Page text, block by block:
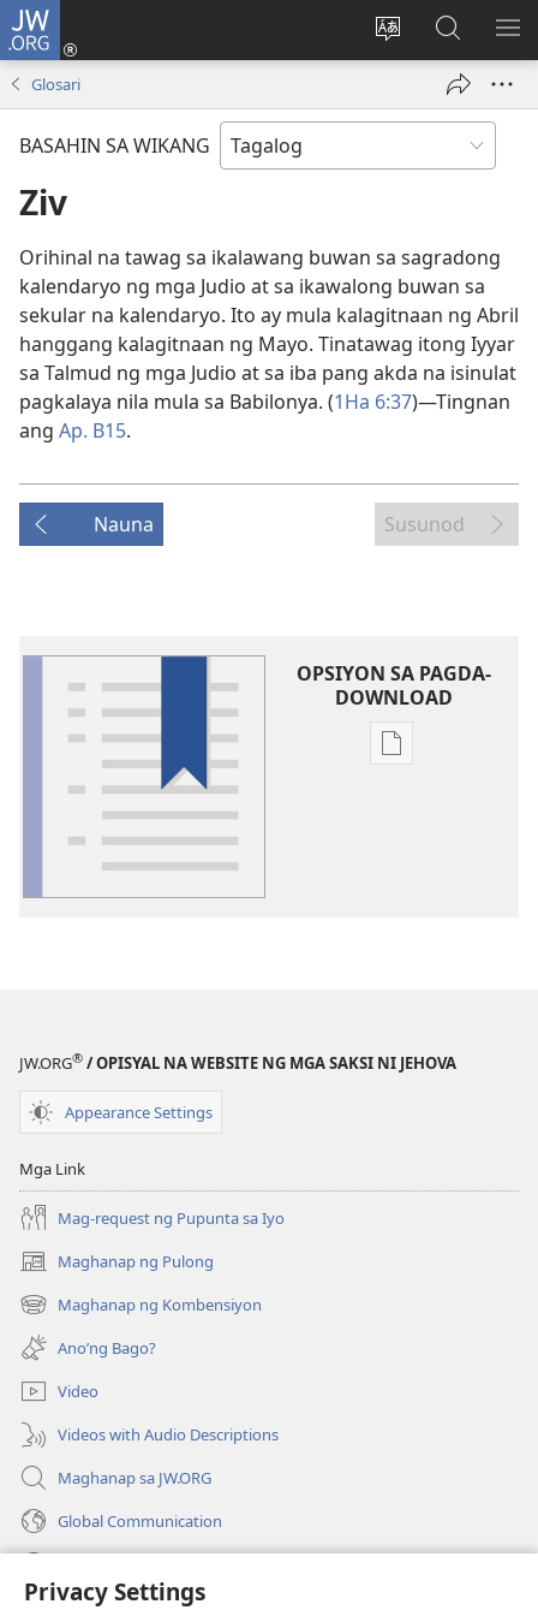
Privacy Settings
JW.ORG
Baguhin
ng
Mag-
log
bubukas
sa
JW.ORG
Glosari
BASAHIN SA WIKANG
Ziv
Orihinal na tawag sa ikalawang buwan sa sagradong
kalendaryo ng mga Judio at sa ikawalong buwan sa
sekular na kalendaryo. Ito ay mula kalagitnaan ng Abril
hanggang kalagitnaan ng Mayo. Tinatawag itong Iyyar
sa Talmud ng mga Judio at sa iba pang akda na isinulat
pagkalaya nila mula sa Babilonya. (1Ha 6:37)—Tingnan
ang Ap. B15.
Nauna Susunod
OPSIYON SA PAGDA-
DOWNLOAD
Opsiyon
JW.ORG® / OPISYAL NA WEBSITE NG MGA SAKSI NI JEHOVA
Appearance Settings
Mga Link
Mag-request ng Pupunta sa Iyo
Maghanap ng Pulong
(may
bubukas
na
bagong
window)
Maghanap ng Kombensiyon
(may
bubukas
na
bagong
window)
Ano’ng Bago?
Video
Videos with Audio Descriptions
Maghanap sa JW.ORG
Global Communication